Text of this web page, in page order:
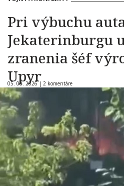
Pri výbuchu
Jekaterinburgu
zranenia šéf
Upyr
05. 08. 2026 | 2 komentáre